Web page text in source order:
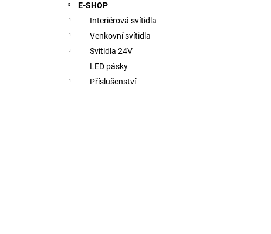
E-SHOP
Interiérová svítidla
Venkovní svítidla
Svítidla 24V
LED pásky
Příslušenství